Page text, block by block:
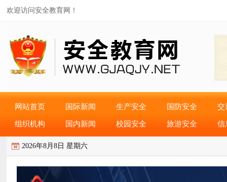
欢迎访问安全教育网！
网站首页 国际新闻 生产安全 国防安全 交
组织机构 国内新闻 校园安全 旅游安全 信
2026年8月8日 星期六